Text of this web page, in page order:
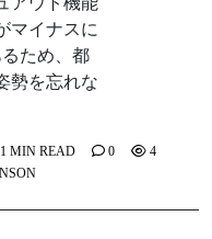
マイナスに
ため、都
勢を忘れな
1 MIN READ 0 4